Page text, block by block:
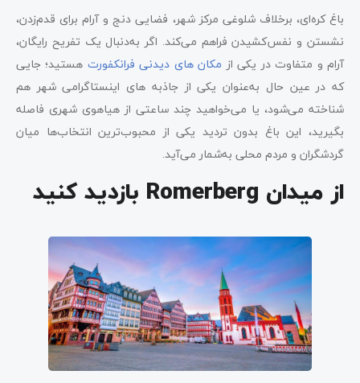
باغ کره‌ای، برخلاف شلوغی مرکز شهر، فضایی دنج و آرام برای قدم‌زدن،
نشستن و نفس‌کشیدن فراهم می‌کند. اگر به‌دنبال یک تفریح رایگان،
آرام و متفاوت در یکی از مکان های دیدنی فرانکفورت هستید؛ جایی
که در عین حال به‌عنوان یکی از جاذبه های اینستاگرامی شهر هم
شناخته می‌شود، یا می‌خواهید چند ساعتی از هیاهوی شهری فاصله
بگیرید، این باغ بدون تردید یکی از محبوب‌ترین انتخاب‌ها میان
گردشگران و مردم محلی به‌شمار می‌آید.
از میدان Romerberg بازدید کنید